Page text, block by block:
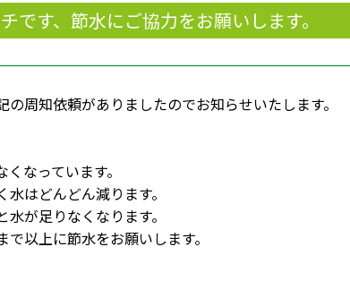
です、節水にご協力をお願いします。
の周知依頼がありましたのでお知らせいたします。
なっています。
はどんどん減ります。
が足りなくなります。
以上に節水をお願いします。